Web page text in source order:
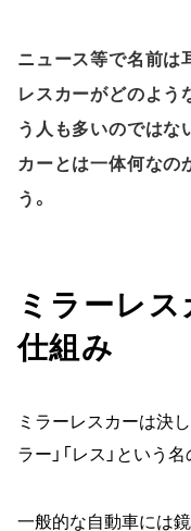
ニュース等で名前は
レスカーがどのよう
う人も多いのではな
カーとは一体何なの
う。
ミラーレ
仕組み
ミラーレスカーは決し
ラー」「レス」という名
一般的な自動車には